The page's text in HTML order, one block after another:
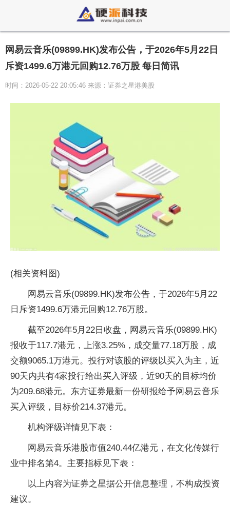
网易云音乐(09899.HK)发布公告，于2026年5月22日
斥资1499.6万港元回购12.76万股 每日简讯
时间：2026-05-22 20:05:46 来源：证券之星港美股
(相关资料图)
网易云音乐(09899.HK)发布公告，于2026年5月22
日斥资1499.6万港元回购12.76万股。
截至2026年5月22日收盘，网易云音乐(09899.HK)
报收于117.7港元，上涨3.25%，成交量77.18万股，成
交额9065.1万港元。投行对该股的评级以买入为主，近
90天内共有4家投行给出买入评级，近90天的目标均价
为209.68港元。东方证券最新一份研报给予网易云音乐
买入评级，目标价214.37港元。
机构评级详情见下表：
网易云音乐港股市值240.44亿港元，在文化传媒行
业中排名第4。主要指标见下表：
以上内容为证券之星据公开信息整理，不构成投资
建议。